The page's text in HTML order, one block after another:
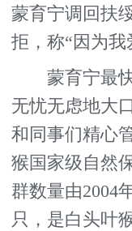
蒙育宁调回扶
拒，称“因为我
蒙育宁最快
无忧无虑地大
和同事们精心
猴国家级自然
群数量由2004
只，是白头叶